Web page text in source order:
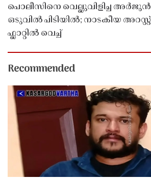
പൊലീസിനെ വെല്ലുവിളിച്ച
ഒടുവിൽ പിടിയിൽ; നാടകീയ
ഫ്ലാറ്റിൽ വെച്ച്
Recommended